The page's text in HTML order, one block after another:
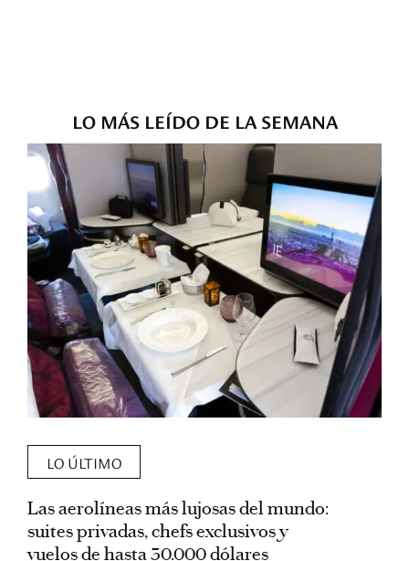
LO MÁS LEÍDO DE LA SEMANA
LO ÚLTIMO
Las aerolíneas más lujosas del mundo:
suites privadas, chefs exclusivos y
vuelos de hasta 30.000 dólares